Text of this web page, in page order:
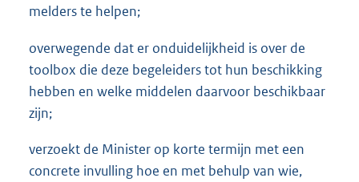
melders te helpen;
overwegende dat er onduidelijkheid is over de
toolbox die deze begeleiders tot hun beschikking
hebben en welke middelen daarvoor beschikbaar
zijn;
verzoekt de Minister op korte termijn met een
concrete invulling hoe en met behulp van wie,